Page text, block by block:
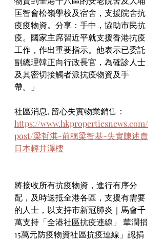
匡智會松嶺學校及宿舍，支援院舍抗
疫疫物資。分享：手中，協助市民抗
疫。國家主席習近平就支援香港抗疫
工作，作出重要指示。他表示已委託
副總理韓正向行政長官，為確診人士
及其密切接觸者派抗疫物資及手
帶。」
社區消息, 留心失實物業銷售：
https://www.hkpropertiesnews.com/
post/梁哲淇-前稱梁智基-失實陳述賣
日本輕井澤樓
將接收所有抗疫物資，進行有序分
配，及時送抵全港各區，支援有需要
的人士，以支持市新冠肺炎｜馬會千
萬支持「全港社區抗疫連線」 華潤捐
15萬元防疫物資社區抗疫連線」認捐